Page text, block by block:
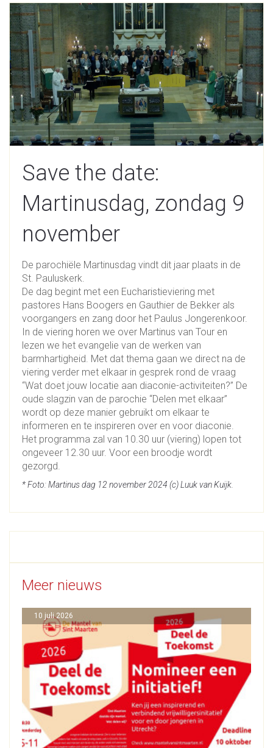
Save the date:
Martinusdag, zondag 9
november
De parochiële Martinusdag vindt dit jaar plaats in de
St. Pauluskerk.
De dag begint met een Eucharistieviering met
pastores Hans Boogers en Gauthier de Bekker als
voorgangers en zang door het Paulus Jongerenkoor.
In de viering horen we over Martinus van Tour en
lezen we het evangelie van de werken van
barmhartigheid. Met dat thema gaan we direct na de
viering verder met elkaar in gesprek rond de vraag
“Wat doet jouw locatie aan diaconie-activiteiten?” De
oude slagzin van de parochie “Delen met elkaar”
wordt op deze manier gebruikt om elkaar te
informeren en te inspireren over en voor diaconie.
Het programma zal van 10.30 uur (viering) lopen tot
ongeveer 12.30 uur. Voor een broodje wordt
gezorgd.
* Foto: Martinus dag 12 november 2024 (c) Luuk van Kuijk.
Meer nieuws
10 juli 2026